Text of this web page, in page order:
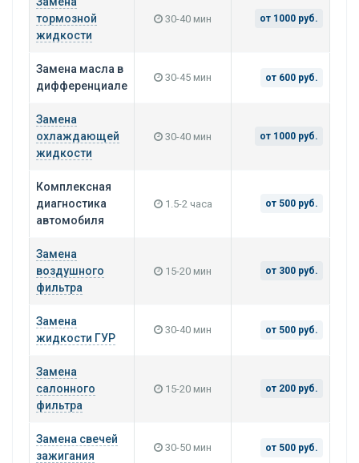
тормозной
жидкости
30-40 мин от 1000 руб.
Замена масла в
дифференциале
30-45 мин от 600 руб.
Замена
охлаждающей
жидкости
30-40 мин от 1000 руб.
Комплексная
диагностика
автомобиля
1.5-2 часа от 500 руб.
Замена
воздушного
фильтра
15-20 мин от 300 руб.
Замена
жидкости ГУР
30-40 мин от 500 руб.
Замена
салонного
фильтра
15-20 мин от 200 руб.
Замена свечей
зажигания
30-50 мин от 500 руб.